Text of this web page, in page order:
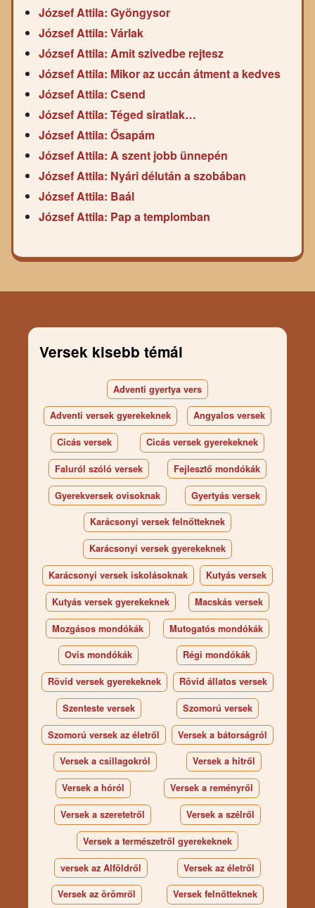
József Attila: Gyöngysor
József Attila: Várlak
József Attila: Amit szivedbe rejtesz
József Attila: Mikor az uccán átment a kedves
József Attila: Csend
József Attila: Téged siratlak…
József Attila: Ősapám
József Attila: A szent jobb ünnepén
József Attila: Nyári délután a szobában
József Attila: Baál
József Attila: Pap a templomban
Versek kisebb témái
Adventi gyertya vers
Adventi versek gyerekeknek Angyalos versek
Cicás versek Cicás versek gyerekeknek
Faluról szóló versek Fejlesztő mondókák
Gyerekversek ovisoknak Gyertyás versek
Karácsonyi versek felnőtteknek
Karácsonyi versek gyerekeknek
Karácsonyi versek iskolásoknak Kutyás versek
Kutyás versek gyerekeknek Macskás versek
Mozgásos mondókák Mutogatós mondókák
Ovis mondókák Régi mondókák
Rövid versek gyerekeknek Rövid állatos versek
Szenteste versek Szomorú versek
Szomorú versek az életről Versek a bátorságról
Versek a csillagokról Versek a hitről
Versek a hóról Versek a reményről
Versek a szeretetről Versek a szélről
Versek a természetről gyerekeknek
versek az Alföldről Versek az életről
Versek az örömről Versek felnőtteknek